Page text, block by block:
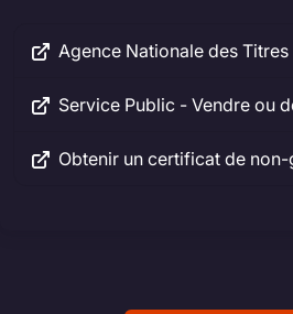
Agence Nationale des Titres
Service Public - Vendre ou
Obtenir un certificat de